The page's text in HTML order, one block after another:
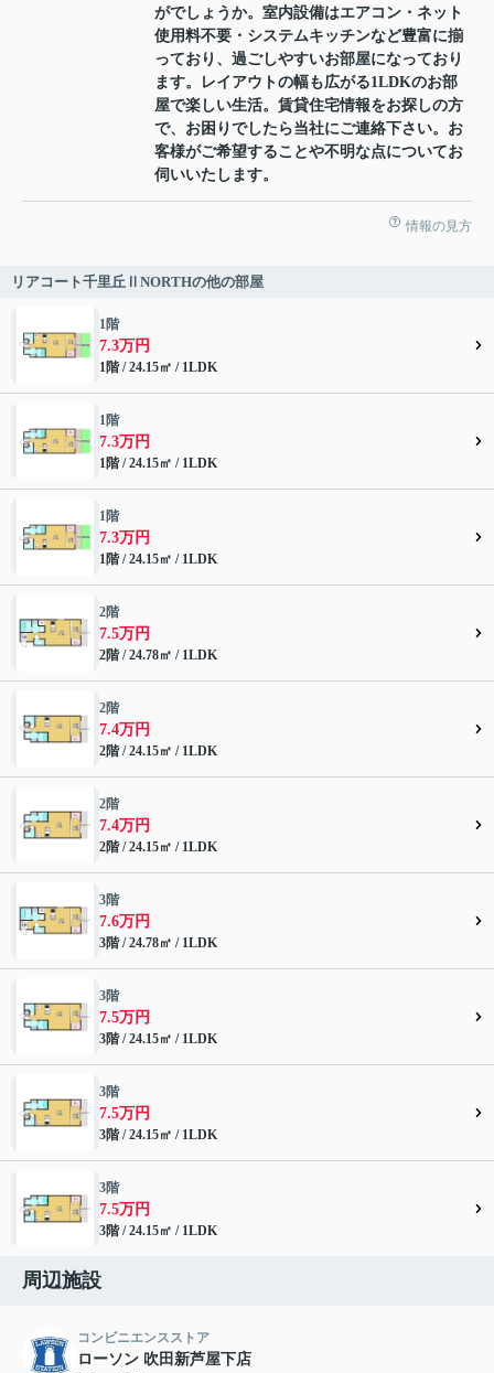
がでしょうか。室内設備はエアコン・ネット
使用料不要・システムキッチンなど豊富に揃
っており、過ごしやすいお部屋になっており
ます。レイアウトの幅も広がる1LDKのお部
屋で楽しい生活。賃貸住宅情報をお探しの方
で、お困りでしたら当社にご連絡下さい。お
客様がご希望することや不明な点についてお
伺いいたします。
情報の見方
リアコート千里丘ⅡNORTHの他の部屋
1階
7.3万円
1階 / 24.15㎡ / 1LDK
1階
7.3万円
1階 / 24.15㎡ / 1LDK
1階
7.3万円
1階 / 24.15㎡ / 1LDK
2階
7.5万円
2階 / 24.78㎡ / 1LDK
2階
7.4万円
2階 / 24.15㎡ / 1LDK
2階
7.4万円
2階 / 24.15㎡ / 1LDK
3階
7.6万円
3階 / 24.78㎡ / 1LDK
3階
7.5万円
3階 / 24.15㎡ / 1LDK
3階
7.5万円
3階 / 24.15㎡ / 1LDK
3階
7.5万円
3階 / 24.15㎡ / 1LDK
周辺施設
コンビニエンスストア
ローソン 吹田新芦屋下店